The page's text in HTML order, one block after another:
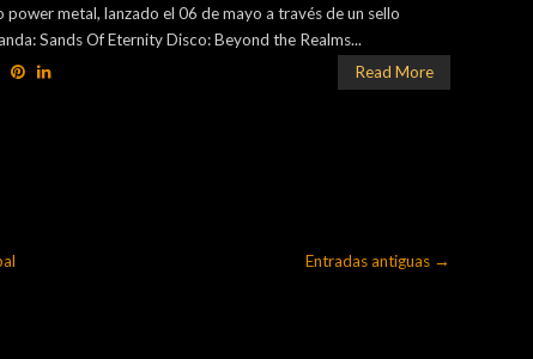
power metal, lanzado el 06 de mayo a través de un sello
Sands Of Eternity Disco: Beyond the Realms...
Read More
Entradas antiguas →